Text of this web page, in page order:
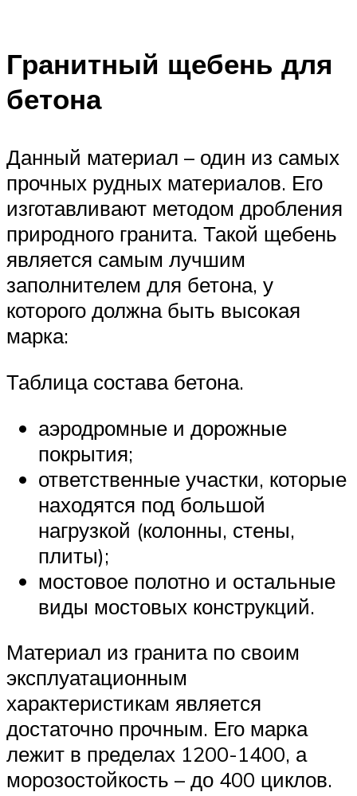
Гранитный щебень для
бетона
Данный материал – один из самых
прочных рудных материалов. Его
изготавливают методом дробления
природного гранита. Такой щебень
является самым лучшим
заполнителем для бетона, у
которого должна быть высокая
марка:
Таблица состава бетона.
аэродромные и дорожные
покрытия;
ответственные участки, которые
находятся под большой
нагрузкой (колонны, стены,
плиты);
мостовое полотно и остальные
виды мостовых конструкций.
Материал из гранита по своим
эксплуатационным
характеристикам является
достаточно прочным. Его марка
лежит в пределах 1200-1400, а
морозостойкость – до 400 циклов.